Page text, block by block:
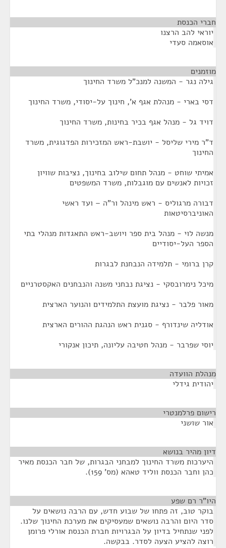
חברי הכנסת
יוראי להב הרצנו
אוסאמה סעדי
מוזמנים
גילה נגר - המשנה למנכ"ל משרד החינוך
דסי בארי - מנהלת אגף א', חינוך על-יסודי, משרד החינוך
דויד גל - מנהל אגף בכיר בחינות, משרד החינוך
ד"ר מירי שליסל - יושבת-ראש המזכירות הפדגוגית, משרד
החינוך
אמיתי שוחט - מנהל תחום שילוב בחינוך, נציבות שוויון
זכויות לאנשים עם מוגבלות, משרד המשפטים
דבורה מרגוליס - ראש מינהל ור"ה – ועד ראשי
האוניברסיטאות
מנשה לוי - מנהל בית ספר ויושב-ראש התאגדות מנהלי בתי
הספר העל-יסודיים
קרן ברומי - תלמידה הנבחנת לבגרות
מיכל נימרובסקי - נציגת נבחני משנה והנבחנים האקסטרניים
מאור פלבר - נציגת מועצת התלמידים והנוער הארצית
אודליה שינדורף - סגנית ראש הנהגת ההורים הארצית
יוסי שפרבר - מנהל חטיבה עליונה, תיכון אנקורי
מנהלת הוועדה
יהודית גידלי
רישום פרלמנטרי
אור שושני
דיון מהיר בנושא
היערכות משרד החינוך למבחני הבגרות, של חבר הכנסת מאיר
כהן וחבר הכנסת ווליד טאהא (מס' 159).
היו"ר רם שפע
בוקר טוב, זה פתחו של שבוע חדש, עם הרבה נושאים על
סדר היום והרבה נושאים שמעסיקים את מערכת החינוך שלנו.
לפני שנתחיל בדיון על הבגרויות חברת הכנסת אורלי פרומן
רוצה להציע הצעה לסדר. בבקשה.